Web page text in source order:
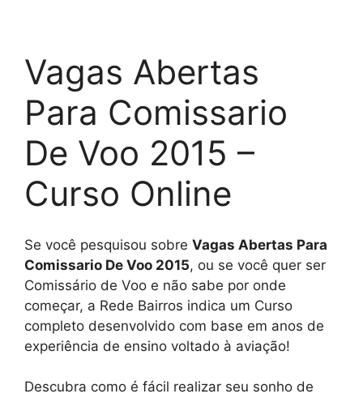
Vagas Abertas
Para Comissario
De Voo 2015 –
Curso Online
Se você pesquisou sobre Vagas Abertas Para
Comissario De Voo 2015, ou se você quer ser
Comissário de Voo e não sabe por onde
começar, a Rede Bairros indica um Curso
completo desenvolvido com base em anos de
experiência de ensino voltado à aviação!
Descubra como é fácil realizar seu sonho de